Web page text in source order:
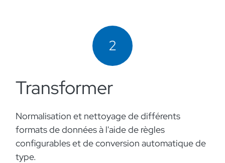
2
Transformer
Normalisation et nettoyage de différents
formats de données à l'aide de règles
configurables et de conversion automatique de
type.